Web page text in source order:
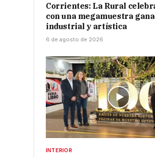
Corrientes: La Rural
con una megamuestra
industrial y artística
6 de agosto de 2026
INTERIOR